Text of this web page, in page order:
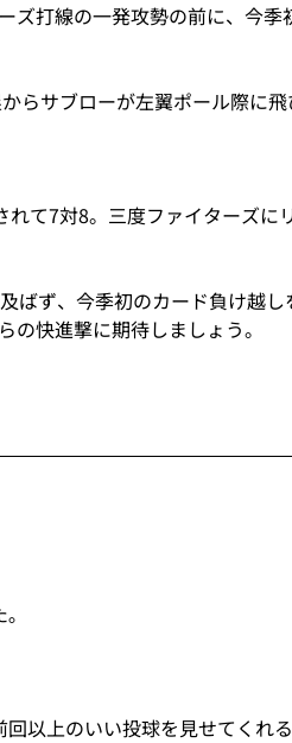
ズ打線の一発攻勢の前に、今季
らサブローが左翼ポール際に
て7対8。三度ファイターズに
ず、今季初のカード負け越し
快進撃に期待しましょう。
｡
以上のいい投球を見せてくれ